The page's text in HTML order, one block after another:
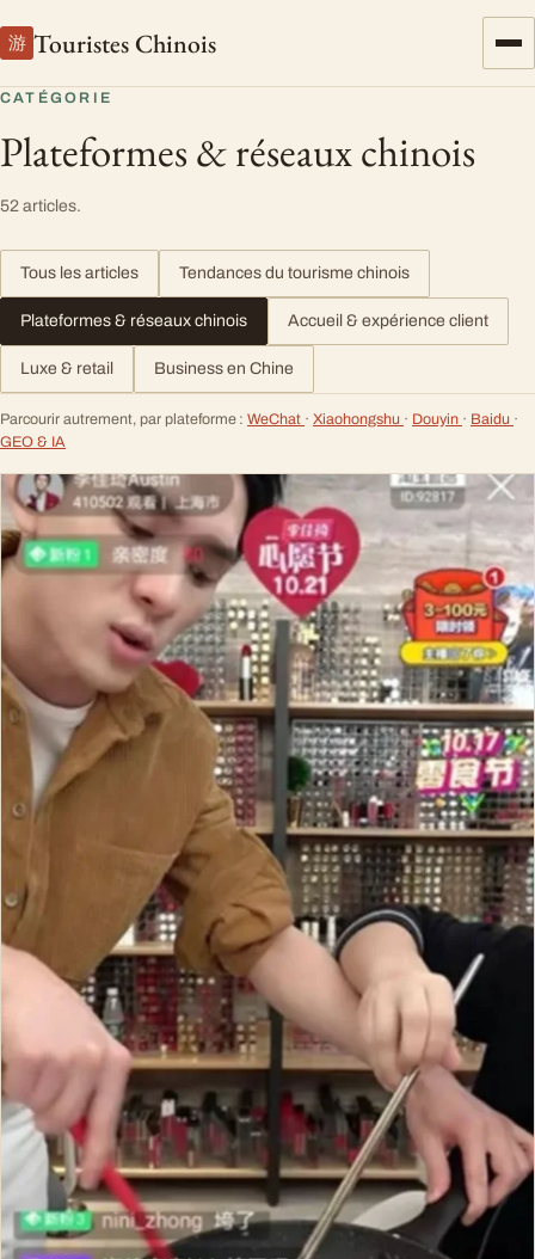
游 Touristes Chinois
CATÉGORIE
Plateformes & réseaux chinois
52 articles.
Tous les articles Tendances du tourisme chinois
Plateformes & réseaux chinois Accueil & expérience client
Luxe & retail Business en Chine
Parcourir autrement, par plateforme : WeChat · Xiaohongshu · Douyin · Baidu ·
GEO & IA